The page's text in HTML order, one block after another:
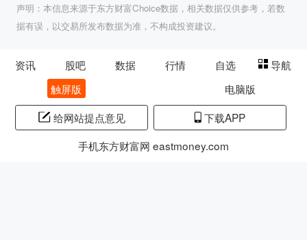
声明：本信息来源于东方财富Choice数据，相关数据仅供参考，若数
据有误，以交易所发布数据为准，不构成投资建议。
资讯 股吧 数据 行情 自选
导航
触屏版
电脑版
给网站提点意见
下载APP
手机东方财富网 eastmoney.com